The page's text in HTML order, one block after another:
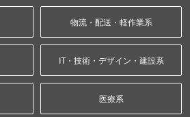
物流・配送・軽作業系
IT・技術・デザイン・建設系
医療系